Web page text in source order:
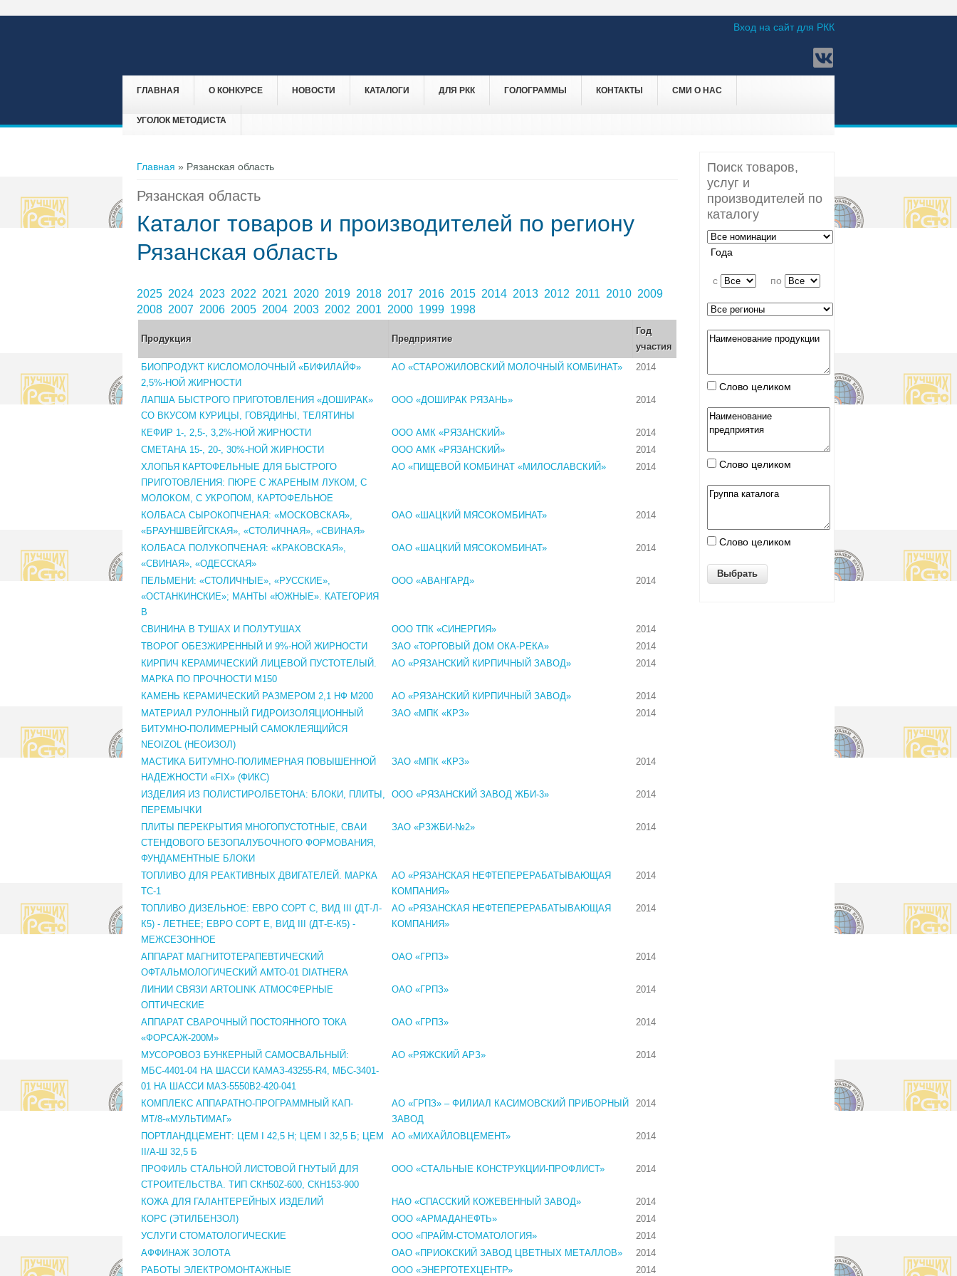
Вход на сайт для РКК
ГЛАВНАЯ О КОНКУРСЕ НОВОСТИ КАТАЛОГИ ДЛЯ РКК ГОЛОГРАММЫ КОНТАКТЫ СМИ О НАС
УГОЛОК МЕТОДИСТА
Вы здесь
Главная » Рязанская область
Рязанская область
Каталог товаров и производителей по региону
Рязанская область
2025 2024 2023 2022 2021 2020 2019 2018 2017 2016 2015 2014 2013 2012 2011 2010 2009
2008 2007 2006 2005 2004 2003 2002 2001 2000 1999 1998
Продукция Предприятие
Год
участия
БИОПРОДУКТ КИСЛОМОЛОЧНЫЙ «БИФИЛАЙФ»
2,5%-НОЙ ЖИРНОСТИ
АО «СТАРОЖИЛОВСКИЙ МОЛОЧНЫЙ КОМБИНАТ» 2014
ЛАПША БЫСТРОГО ПРИГОТОВЛЕНИЯ «ДОШИРАК»
СО ВКУСОМ КУРИЦЫ, ГОВЯДИНЫ, ТЕЛЯТИНЫ
ООО «ДОШИРАК РЯЗАНЬ» 2014
КЕФИР 1-, 2,5-, 3,2%-НОЙ ЖИРНОСТИ ООО АМК «РЯЗАНСКИЙ»
2014
СМЕТАНА 15-, 20-, 30%-НОЙ ЖИРНОСТИ
ООО АМК «РЯЗАНСКИЙ»
2014
ХЛОПЬЯ КАРТОФЕЛЬНЫЕ ДЛЯ БЫСТРОГО
ПРИГОТОВЛЕНИЯ: ПЮРЕ С ЖАРЕНЫМ ЛУКОМ, С
МОЛОКОМ, С УКРОПОМ, КАРТОФЕЛЬНОЕ
АО «ПИЩЕВОЙ КОМБИНАТ «МИЛОСЛАВСКИЙ» 2014
КОЛБАСА СЫРОКОПЧЕНАЯ: «МОСКОВСКАЯ»,
«БРАУНШВЕЙГСКАЯ», «СТОЛИЧНАЯ», «СВИНАЯ»
ОАО «ШАЦКИЙ МЯСОКОМБИНАТ» 2014
КОЛБАСА ПОЛУКОПЧЕНАЯ: «КРАКОВСКАЯ»,
«СВИНАЯ», «ОДЕССКАЯ»
ОАО «ШАЦКИЙ МЯСОКОМБИНАТ» 2014
ПЕЛЬМЕНИ: «СТОЛИЧНЫЕ», «РУССКИЕ»,
«ОСТАНКИНСКИЕ»; МАНТЫ «ЮЖНЫЕ». КАТЕГОРИЯ
В
ООО «АВАНГАРД» 2014
СВИНИНА В ТУШАХ И ПОЛУТУШАХ ООО ТПК «СИНЕРГИЯ»
2014
ТВОРОГ ОБЕЗЖИРЕННЫЙ И 9%-НОЙ ЖИРНОСТИ
ЗАО «ТОРГОВЫЙ ДОМ ОКА-РЕКА»
2014
КИРПИЧ КЕРАМИЧЕСКИЙ ЛИЦЕВОЙ ПУСТОТЕЛЫЙ.
МАРКА ПО ПРОЧНОСТИ М150
АО «РЯЗАНСКИЙ КИРПИЧНЫЙ ЗАВОД» 2014
КАМЕНЬ КЕРАМИЧЕСКИЙ РАЗМЕРОМ 2,1 НФ М200 АО «РЯЗАНСКИЙ КИРПИЧНЫЙ ЗАВОД»
2014
МАТЕРИАЛ РУЛОННЫЙ ГИДРОИЗОЛЯЦИОННЫЙ
БИТУМНО-ПОЛИМЕРНЫЙ САМОКЛЕЯЩИЙСЯ
NEOIZOL (НЕОИЗОЛ)
ЗАО «МПК «КРЗ» 2014
МАСТИКА БИТУМНО-ПОЛИМЕРНАЯ ПОВЫШЕННОЙ
НАДЕЖНОСТИ «FIX» (ФИКС)
ЗАО «МПК «КРЗ» 2014
ИЗДЕЛИЯ ИЗ ПОЛИСТИРОЛБЕТОНА: БЛОКИ, ПЛИТЫ,
ПЕРЕМЫЧКИ
ООО «РЯЗАНСКИЙ ЗАВОД ЖБИ-3» 2014
ПЛИТЫ ПЕРЕКРЫТИЯ МНОГОПУСТОТНЫЕ, СВАИ
СТЕНДОВОГО БЕЗОПАЛУБОЧНОГО ФОРМОВАНИЯ,
ФУНДАМЕНТНЫЕ БЛОКИ
ЗАО «РЗЖБИ-№2» 2014
ТОПЛИВО ДЛЯ РЕАКТИВНЫХ ДВИГАТЕЛЕЙ. МАРКА
ТС-1
АО «РЯЗАНСКАЯ НЕФТЕПЕРЕРАБАТЫВАЮЩАЯ
КОМПАНИЯ»
2014
ТОПЛИВО ДИЗЕЛЬНОЕ: ЕВРО СОРТ С, ВИД III (ДТ-Л-
К5) - ЛЕТНЕЕ; ЕВРО СОРТ Е, ВИД III (ДТ-Е-К5) -
МЕЖСЕЗОННОЕ
АО «РЯЗАНСКАЯ НЕФТЕПЕРЕРАБАТЫВАЮЩАЯ
КОМПАНИЯ»
2014
АППАРАТ МАГНИТОТЕРАПЕВТИЧЕСКИЙ
ОФТАЛЬМОЛОГИЧЕСКИЙ АМТО-01 DIATHERA
ОАО «ГРПЗ» 2014
ЛИНИИ СВЯЗИ ARTOLINK АТМОСФЕРНЫЕ
ОПТИЧЕСКИЕ
ОАО «ГРПЗ» 2014
АППАРАТ СВАРОЧНЫЙ ПОСТОЯННОГО ТОКА
«ФОРСАЖ-200М»
ОАО «ГРПЗ» 2014
МУСОРОВОЗ БУНКЕРНЫЙ САМОСВАЛЬНЫЙ:
МБС-4401-04 НА ШАССИ КАМАЗ-43255-R4, МБС-3401-
01 НА ШАССИ МАЗ-5550В2-420-041
АО «РЯЖСКИЙ АРЗ» 2014
КОМПЛЕКС АППАРАТНО-ПРОГРАММНЫЙ КАП-
МТ/8-«МУЛЬТИМАГ»
АО «ГРПЗ» – ФИЛИАЛ КАСИМОВСКИЙ ПРИБОРНЫЙ
ЗАВОД
2014
ПОРТЛАНДЦЕМЕНТ: ЦЕМ I 42,5 Н; ЦЕМ I 32,5 Б; ЦЕМ
II/A-Ш 32,5 Б
АО «МИХАЙЛОВЦЕМЕНТ» 2014
ПРОФИЛЬ СТАЛЬНОЙ ЛИСТОВОЙ ГНУТЫЙ ДЛЯ
СТРОИТЕЛЬСТВА. ТИП СКН50Z-600, СКН153-900
ООО «СТАЛЬНЫЕ КОНСТРУКЦИИ-ПРОФЛИСТ» 2014
КОЖА ДЛЯ ГАЛАНТЕРЕЙНЫХ ИЗДЕЛИЙ НАО «СПАССКИЙ КОЖЕВЕННЫЙ ЗАВОД»
2014
КОРС (ЭТИЛБЕНЗОЛ)
ООО «АРМАДАНЕФТЬ»
2014
УСЛУГИ СТОМАТОЛОГИЧЕСКИЕ
ООО «ПРАЙМ-СТОМАТОЛОГИЯ»
2014
АФФИНАЖ ЗОЛОТА
ОАО «ПРИОКСКИЙ ЗАВОД ЦВЕТНЫХ МЕТАЛЛОВ»
2014
РАБОТЫ ЭЛЕКТРОМОНТАЖНЫЕ
ООО «ЭНЕРГОТЕХЦЕНТР» 2014
Поиск товаров,
услуг и
производителей по
каталогу
Года
c по
Слово целиком
Слово целиком
Слово целиком